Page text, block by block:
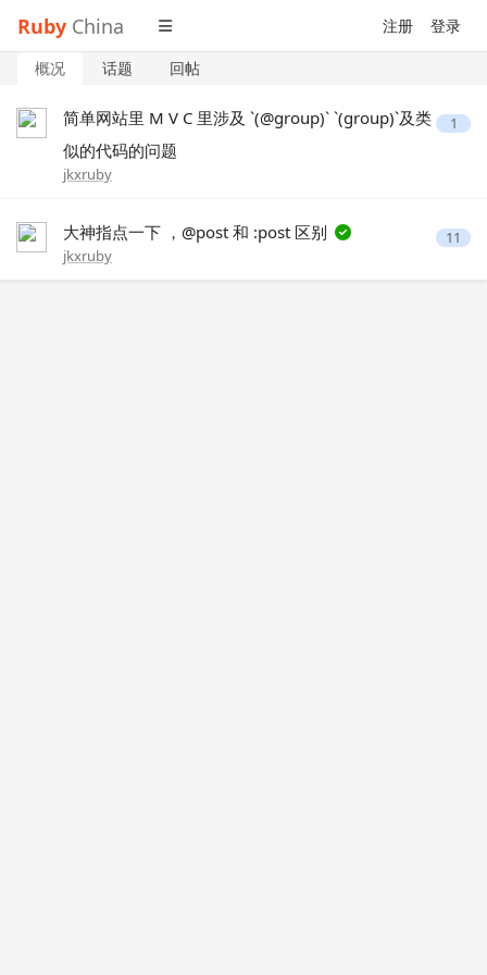
Ruby China 注册 登录
概况 话题 回帖
简单网站里 M V C 里涉及 `(@group)` `(group)`及类
似的代码的问题
jkxruby
1
大神指点一下 ，@post 和 :post 区别
jkxruby
11